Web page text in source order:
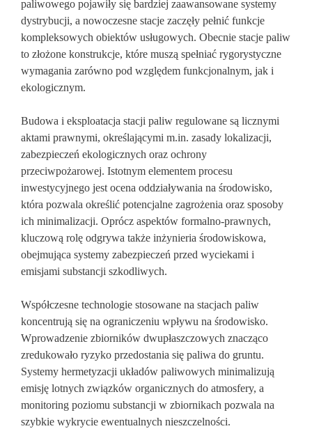
paliwowego pojawiły się bardziej zaawansowane systemy
dystrybucji, a nowoczesne stacje zaczęły pełnić funkcje
kompleksowych obiektów usługowych. Obecnie stacje paliw
to złożone konstrukcje, które muszą spełniać rygorystyczne
wymagania zarówno pod względem funkcjonalnym, jak i
ekologicznym.
Budowa i eksploatacja stacji paliw regulowane są licznymi
aktami prawnymi, określającymi m.in. zasady lokalizacji,
zabezpieczeń ekologicznych oraz ochrony
przeciwpożarowej. Istotnym elementem procesu
inwestycyjnego jest ocena oddziaływania na środowisko,
która pozwala określić potencjalne zagrożenia oraz sposoby
ich minimalizacji. Oprócz aspektów formalno-prawnych,
kluczową rolę odgrywa także inżynieria środowiskowa,
obejmująca systemy zabezpieczeń przed wyciekami i
emisjami substancji szkodliwych.
Współczesne technologie stosowane na stacjach paliw
koncentrują się na ograniczeniu wpływu na środowisko.
Wprowadzenie zbiorników dwupłaszczowych znacząco
zredukowało ryzyko przedostania się paliwa do gruntu.
Systemy hermetyzacji układów paliwowych minimalizują
emisję lotnych związków organicznych do atmosfery, a
monitoring poziomu substancji w zbiornikach pozwala na
szybkie wykrycie ewentualnych nieszczelności.